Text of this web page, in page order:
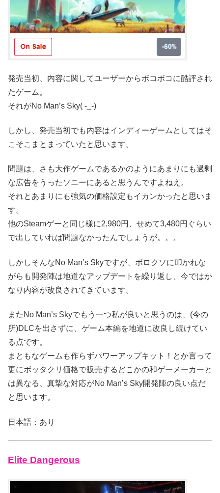
発売当初、内容に関してユーザーからボコボコに酷評され
たゲーム。
それがNo Man’s Sky( -_-)
しかし、発売当初でも内容はインディーゲームとしてはそ
こそこまとまっていたと思います。
問題は、さも大作ゲームであるかのようにあまりにも過剰
な広告をうったソニーにあると思うんですよねえ。
それとあまりにも強気の価格設定もイカンかったと思いま
す。
他のSteamゲーと同じ様に2,980円、せめて3,480円ぐらい
で出していれば問題なかったんでしょうが。。。
しかしそんなNo Man’s Skyですが、ボロクソに叩かれな
がらも開発陣は地道なアップデートを繰り返し、今ではか
なり内容が改良されてきています。
またNo Man’s Skyでもう一つ私が良いと思うのは、(今の
所)DLCを出さずに、ゲーム本編を地道に改良し続けてい
る点です。
まともなゲームも作らずパワーアップキット！とか言って
更にボッタクリ価格で販売するどこかの和ゲーメーカーと
は異なる、真摯な対応がNo Man’s Sky開発陣の良い点だ
と思います。
日本語：あり
Elite Dangerous